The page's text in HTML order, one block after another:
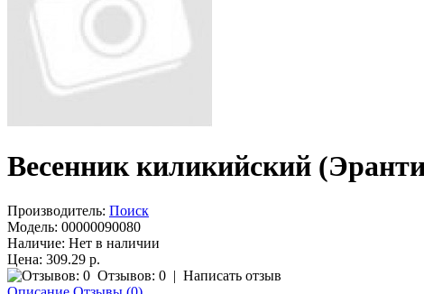
Весенник киликийский
Производитель: Поиск
Модель: 00000090080
Наличие: Нет в наличии
Цена: 309.29 р.
Отзывов: 0 | Написать отзыв